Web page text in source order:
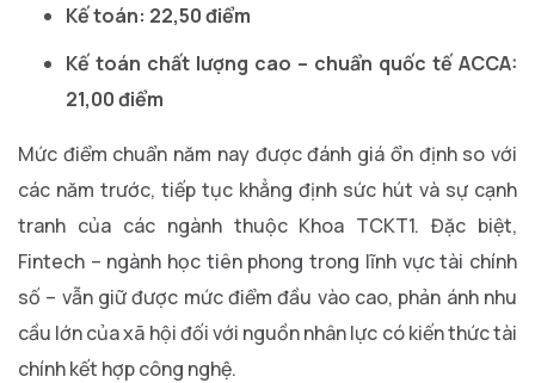
Kế toán: 22,50 điểm
Kế toán chất lượng cao – chuẩn quốc tế ACCA:
21,00 điểm
Mức điểm chuẩn năm nay được đánh giá ổn định so với
các năm trước, tiếp tục khẳng định sức hút và sự cạnh
tranh của các ngành thuộc Khoa TCKT1. Đặc biệt,
Fintech – ngành học tiên phong trong lĩnh vực tài chính
số – vẫn giữ được mức điểm đầu vào cao, phản ánh nhu
cầu lớn của xã hội đối với nguồn nhân lực có kiến thức tài
chính kết hợp công nghệ.